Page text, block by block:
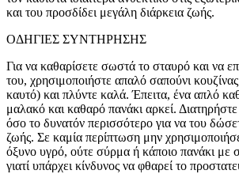
και του προσδίδει μεγάλη διάρκεια ζωής.
ΟΔΗΓΙΕΣ ΣΥΝΤΗΡΗΣΗΣ
Για να καθαρίσετε σωστά το σταυρό και να
του, χρησιμοποιήστε απαλό σαπούνι
καυτό) και πλύντε καλά. Έπειτα, ένα απλό
μαλακό και καθαρό πανάκι αρκεί.
όσο το δυνατόν περισσότερο για να του
ζωής. Σε καμία περίπτωση μην
όξυνο υγρό, ούτε σύρμα ή κάποιο πανάκι με
γιατί υπάρχει κίνδυνος να φθαρεί το